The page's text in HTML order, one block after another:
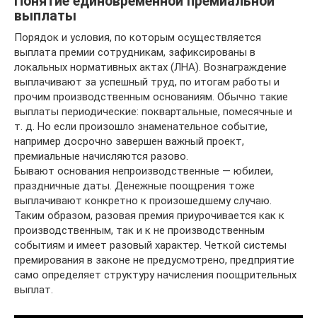
выплаты
Порядок и условия, по которым осуществляется
выплата премии сотрудникам, зафиксированы в
локальных нормативных актах (ЛНА). Вознаграждение
выплачивают за успешный труд, по итогам работы и
прочим производственным основаниям. Обычно такие
выплаты периодические: поквартальные, помесячные и
т. д. Но если произошло знаменательное событие,
например досрочно завершен важный проект,
премиальные начисляются разово.
Бывают основания непроизводственные — юбилеи,
праздничные даты. Денежные поощрения тоже
выплачивают конкретно к произошедшему случаю.
Таким образом, разовая премия приурочивается как к
производственным, так и к не производственным
событиям и имеет разовый характер. Четкой системы
премирования в законе не предусмотрено, предприятие
само определяет структуру начисления поощрительных
выплат.